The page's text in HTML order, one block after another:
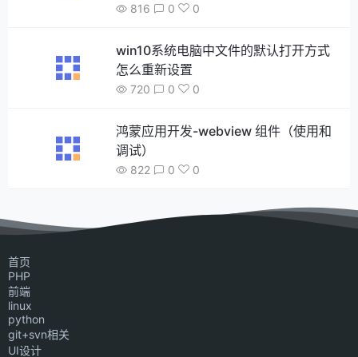
816 0 0
win10系统电脑中文件的默认打开方式
怎么重新设置
720 0 0
鸿蒙应用开发-webview 组件（使用和
调试）
822 0 0
首页
PHP
前端
linux
python
git+svn相关
UI设计